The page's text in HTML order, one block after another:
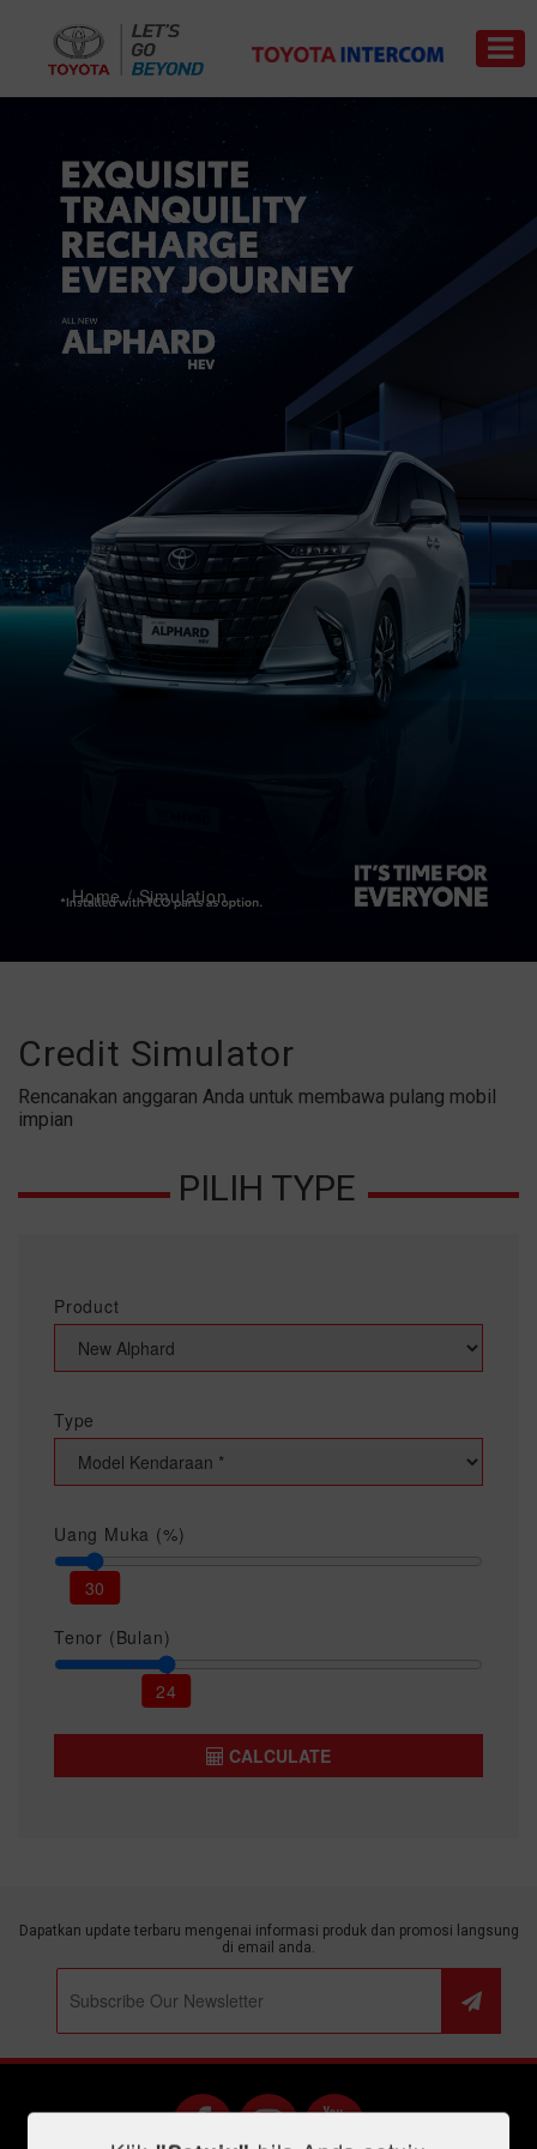
Event
Trade-
in
Carrer
PRODUCT
BODI
&
PROMO
Home/Simulation
Credit Simulator
Rencanakan anggaran Anda untuk membawa pulang mobil
impian
PILIH TYPE
Product
Type
Uang Muka (%)
30
Tenor (Bulan)
24
CALCULATE
Dapatkan update terbaru mengenai informasi produk dan promosi langsung
di email anda.